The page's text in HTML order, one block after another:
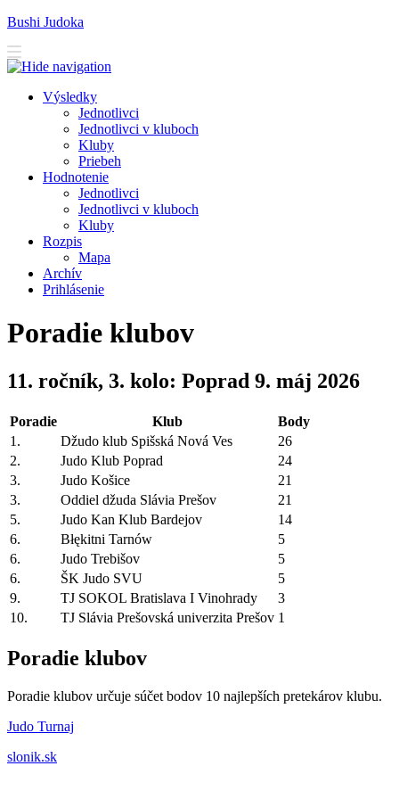
Bushi Judoka
Výsledky
Jednotlivci
Jednotlivci v kluboch
Kluby
Priebeh
Hodnotenie
Jednotlivci
Jednotlivci v kluboch
Kluby
Rozpis
Mapa
Archív
Prihlásenie
Poradie klubov
11. ročník, 3. kolo: Poprad 9. máj 2026
Poradie Klub
Body
1.
Džudo klub Spišská Nová Ves
26
2.
Judo Klub Poprad
24
3.
Judo Košice
21
3.
Oddiel džuda Slávia Prešov
21
5.
Judo Kan Klub Bardejov
14
6.
Błękitni Tarnów
5
6.
Judo Trebišov
5
6.
ŠK Judo SVU
5
9.
TJ SOKOL Bratislava I Vinohrady
3
10.
TJ Slávia Prešovská univerzita Prešov 1
Poradie klubov
Poradie klubov určuje súčet bodov 10 najlepších pretekárov klubu.
Judo Turnaj
slonik.sk